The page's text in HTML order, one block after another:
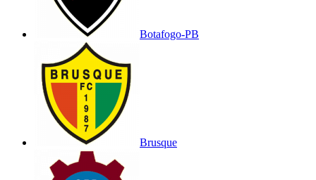
Botafogo-PB
Brusque